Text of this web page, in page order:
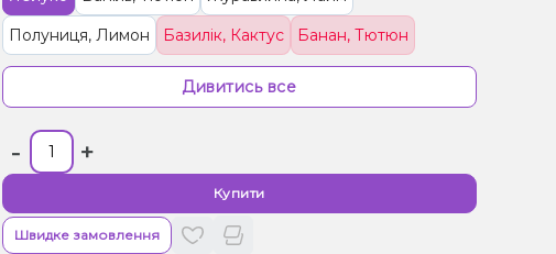
Полуниця, Лимон
Базилік, Кактус
Банан, Тютюн
Капучіно
Тютюн
Малина, Персик, Чорниця/Лохина
Дивитись все
- +
Купити
Швидке замовлення